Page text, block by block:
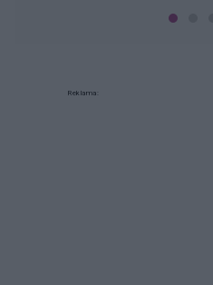
Reklama: